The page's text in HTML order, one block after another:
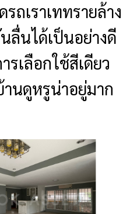
ถเราเททรายล้าง
ลื่นได้เป็นอย่างดี
รเลือกใช้สีเดียว
นดูหรูน่าอยู่มาก